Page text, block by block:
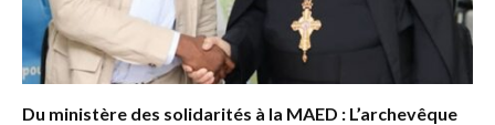
Du ministère des solidarités à la MAED : L’archevêque